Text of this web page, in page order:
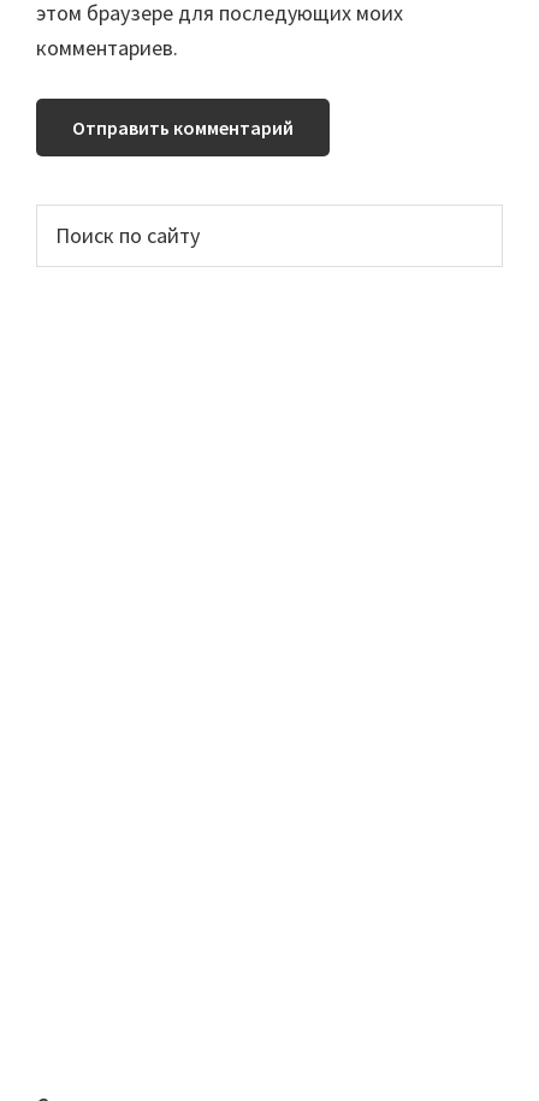
этом браузере для последующих моих
комментариев.
Основной
сайдбар